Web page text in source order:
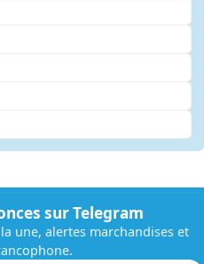
sur Telegram
une, alertes marchandises et